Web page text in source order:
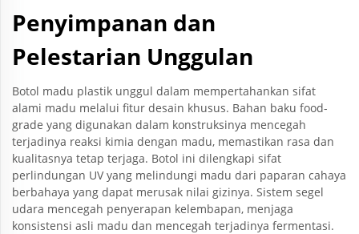
Penyimpanan dan
Pelestarian Unggulan
Botol madu plastik unggul dalam mempertahankan sifat
alami madu melalui fitur desain khusus. Bahan baku food-
grade yang digunakan dalam konstruksinya mencegah
terjadinya reaksi kimia dengan madu, memastikan rasa dan
kualitasnya tetap terjaga. Botol ini dilengkapi sifat
perlindungan UV yang melindungi madu dari paparan cahaya
berbahaya yang dapat merusak nilai gizinya. Sistem segel
udara mencegah penyerapan kelembapan, menjaga
konsistensi asli madu dan mencegah terjadinya fermentasi.